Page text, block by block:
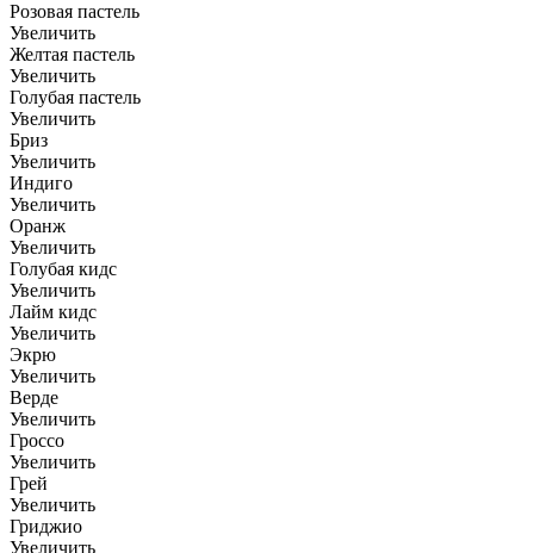
Розовая пастель
Увеличить
Желтая пастель
Увеличить
Голубая пастель
Увеличить
Бриз
Увеличить
Индиго
Увеличить
Оранж
Увеличить
Голубая кидс
Увеличить
Лайм кидс
Увеличить
Экрю
Увеличить
Верде
Увеличить
Гроссо
Увеличить
Грей
Увеличить
Гриджио
Увеличить